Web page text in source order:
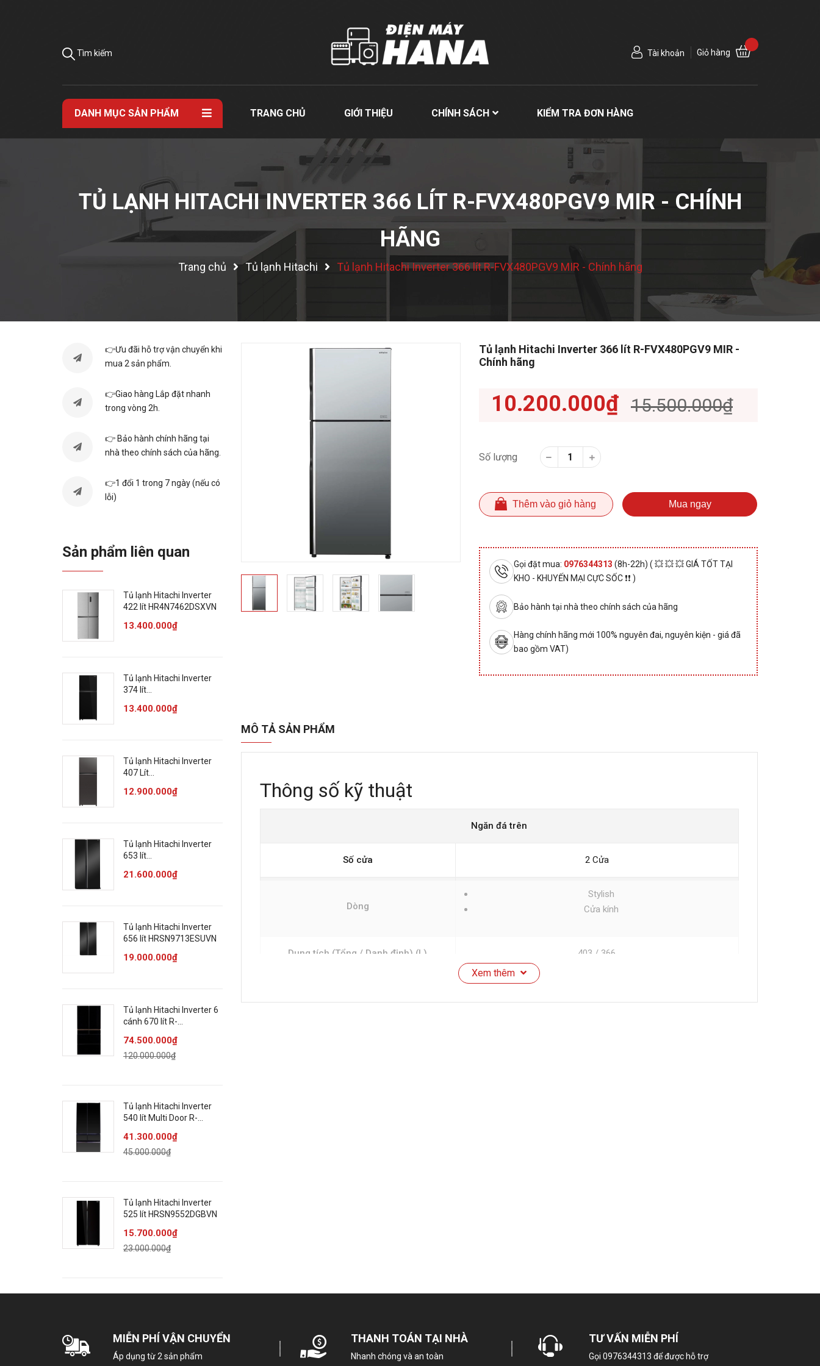
Tìm kiếm Tài khoản Giỏ hàng
DANH MỤC SẢN PHẨM TRANG CHỦ GIỚI THIỆU CHÍNH SÁCH KIỂM TRA ĐƠN HÀNG
TỦ LẠNH HITACHI INVERTER 366 LÍT R-FVX480PGV9 MIR - CHÍNH
HÃNG
Trang chủ Tủ lạnh Hitachi Tủ lạnh Hitachi Inverter 366 lít R-FVX480PGV9 MIR - Chính hãng
Tủ lạnh Hitachi Inverter 366 lít R-FVX480PGV9 MIR -
Chính hãng
10.200.000₫ 15.500.000₫
Số lượng
Thêm vào giỏ hàng Mua ngay
Gọi đặt mua: 0976344313 (8h-22h) ( 💥 💥 💥 GIÁ TỐT TẠI
KHO - KHUYẾN MẠI CỰC SỐC ❗❗ )
Bảo hành tại nhà theo chính sách của hãng
Hàng chính hãng mới 100% nguyên đai, nguyên kiện - giá đã
bao gồm VAT)
MÔ TẢ SẢN PHẨM
Thông số kỹ thuật
Ngăn đá trên
Số cửa 2 Cửa
Dòng
Stylish
Cửa kính
Dung tích (Tổng / Danh định) (L) 403 / 366
Tính năng khác
Khử mùi cực mạnh 3 lớp Triple Power
Xem thêm
👉Ưu đãi hỗ trợ vận chuyển khi
mua 2 sản phẩm.
👉Giao hàng Lắp đặt nhanh
trong vòng 2h.
👉 Bảo hành chính hãng tại
nhà theo chính sách của hãng.
👉1 đổi 1 trong 7 ngày (nếu có
lỗi)
Sản phẩm liên quan
Tủ lạnh Hitachi Inverter
422 lít HR4N7462DSXVN
13.400.000₫
Tủ lạnh Hitachi Inverter
374 lít
13.400.000₫
Tủ lạnh Hitachi Inverter
407 Lít
12.900.000₫
Tủ lạnh Hitachi Inverter
653 lít
21.600.000₫
Tủ lạnh Hitachi Inverter
656 lít HRSN9713ESUVN
19.000.000₫
Tủ lạnh Hitachi Inverter 6
cánh 670 lít R-
74.500.000₫
120.000.000₫
Tủ lạnh Hitachi Inverter
540 lít Multi Door R-
41.300.000₫
45.000.000₫
Tủ lạnh Hitachi Inverter
525 lít HRSN9552DGBVN
15.700.000₫
23.000.000₫
MIỄN PHÍ VẬN CHUYỂN
Áp dụng từ 2 sản phẩm
THANH TOÁN TẠI NHÀ
Nhanh chóng và an toàn
TƯ VẤN MIỄN PHÍ
Gọi 0976344313 để được hỗ trợ